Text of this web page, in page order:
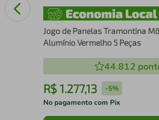
Jogo de Panelas Tramontina
Alumínio Vermelho 5 Peças
44.812
R$ 1.277,13 -5%
No pagamento com Pix